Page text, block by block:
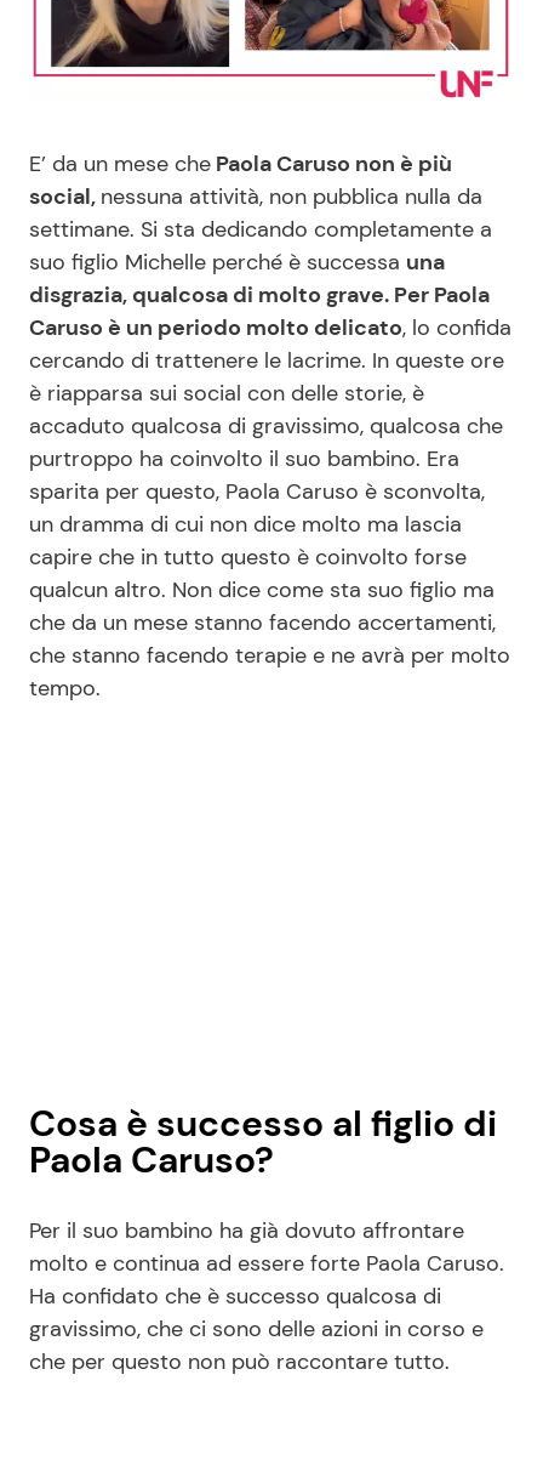
Benessere
Moda e Style
Mondo Mamma
News benessere
Salute
Viaggi e Turismo
Festività
Cucina e Ricette
Dolci
Le Ricette in TV
Primi Piatti
Ricette Facili e Veloci
Ricette Feste
Ricette per Bambini
Seguici
E’ da un mese che Paola Caruso non è più
social, nessuna attività, non pubblica nulla da
settimane. Si sta dedicando completamente a
suo figlio Michelle perché è successa una
disgrazia, qualcosa di molto grave. Per Paola
Caruso è un periodo molto delicato, lo confida
cercando di trattenere le lacrime. In queste ore
è riapparsa sui social con delle storie, è
accaduto qualcosa di gravissimo, qualcosa che
purtroppo ha coinvolto il suo bambino. Era
sparita per questo, Paola Caruso è sconvolta,
un dramma di cui non dice molto ma lascia
capire che in tutto questo è coinvolto forse
qualcun altro. Non dice come sta suo figlio ma
che da un mese stanno facendo accertamenti,
che stanno facendo terapie e ne avrà per molto
tempo.
Cosa è successo al figlio di
Paola Caruso?
Per il suo bambino ha già dovuto affrontare
molto e continua ad essere forte Paola Caruso.
Ha confidato che è successo qualcosa di
gravissimo, che ci sono delle azioni in corso e
che per questo non può raccontare tutto.